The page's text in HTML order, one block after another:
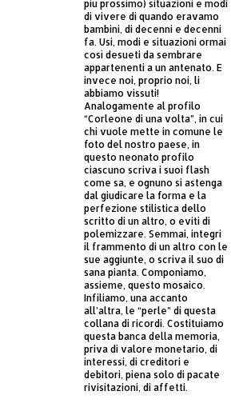
più prossimo) situazioni e modi
di vivere di quando eravamo
bambini, di decenni e decenni
fa. Usi, modi e situazioni ormai
così desueti da sembrare
appartenenti a un antenato. E
invece noi, proprio noi, li
abbiamo vissuti!
Analogamente al profilo
“Corleone di una volta”, in cui
chi vuole mette in comune le
foto del nostro paese, in
questo neonato profilo
ciascuno scriva i suoi flash
come sa, e ognuno si astenga
dal giudicare la forma e la
perfezione stilistica dello
scritto di un altro, o eviti di
polemizzare. Semmai, integri
il frammento di un altro con le
sue aggiunte, o scriva il suo di
sana pianta. Componiamo,
assieme, questo mosaico.
Infiliamo, una accanto
all’altra, le “perle” di questa
collana di ricordi. Costituiamo
questa banca della memoria,
priva di valore monetario, di
interessi, di creditori e
debitori, piena solo di pacate
rivisitazioni, di affetti.